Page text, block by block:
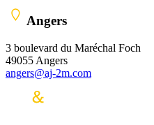
Angers
3 boulevard du Maréchal Foch
49055 Angers
angers@aj-2m.com